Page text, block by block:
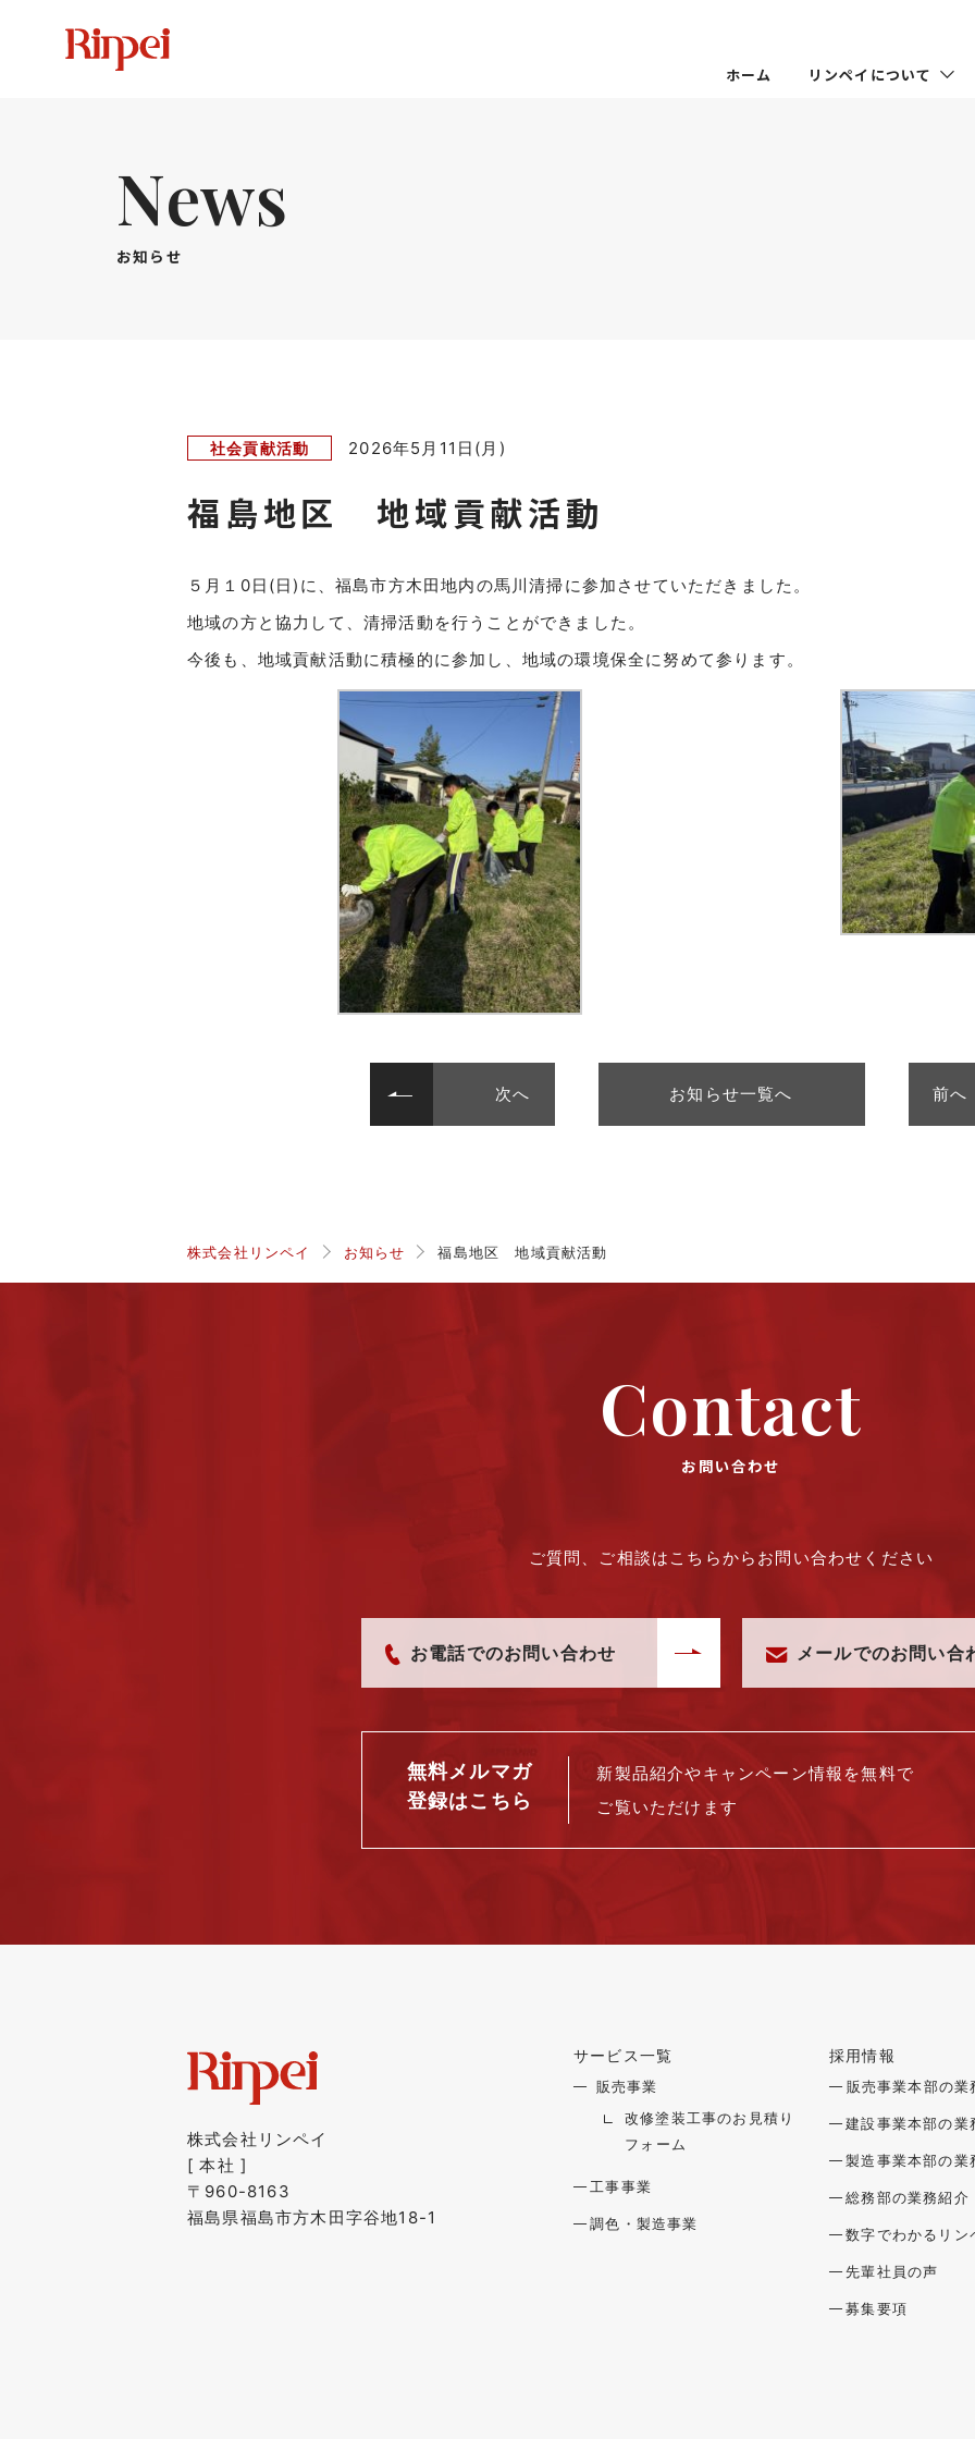
ホーム リンペイについて
News
お知らせ
社会貢献活動 2026年5月11日(月)
福島地区 地域貢献活動
５月１0日(日)に、福島市方木田地内の馬川清掃に参加させていただきました。
地域の方と協力して、清掃活動を行うことができました。
今後も、地域貢献活動に積極的に参加し、地域の環境保全に努めて参ります。
次へ お知らせ一覧へ 前へ
株式会社リンペイ お知らせ 福島地区 地域貢献活動
Contact
お問い合わせ
ご質問、ご相談はこちらからお問い合わせください
お電話でのお問い合わせ メールでのお問い合
無料メルマガ
登録はこちら
新製品紹介やキャンペーン情報を無料で
ご覧いただけます
株式会社リンペイ
[ 本社 ]
〒960-8163
福島県福島市方木田字谷地18-1
サービス一覧
販売事業
改修塗装工事のお見積り
フォーム
工事事業
調色・製造事業
採用情報
販売事業本部の業
建設事業本部の業
製造事業本部の業
総務部の業務紹介
数字でわかるリン
先輩社員の声
募集要項